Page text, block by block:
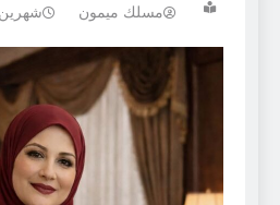
مسلك ميمون شهرين Ago